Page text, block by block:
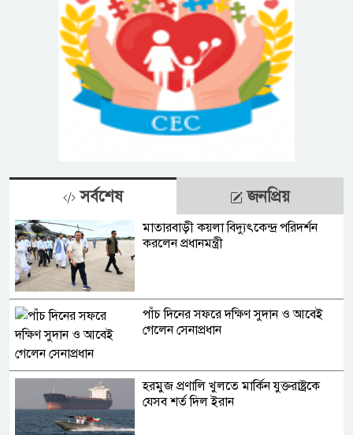
সর্বশেষ জনপ্রিয়
মাতারবাড়ী কয়লা বিদ্যুৎকেন্দ্র পরিদর্শন
করলেন প্রধানমন্ত্রী
পাঁচ দিনের সফরে দক্ষিণ সুদান ও আবেই
গেলেন সেনাপ্রধান
হরমুজ প্রণালি খুলতে মার্কিন যুক্তরাষ্ট্রকে
যেসব শর্ত দিল ইরান